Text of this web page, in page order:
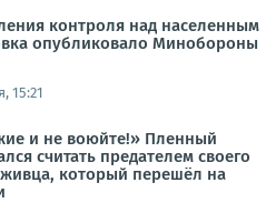
контроля над населенным
опубликовало Минобороны
15:21
и не воюйте!» Пленный
считать предателем своего
который перешёл на